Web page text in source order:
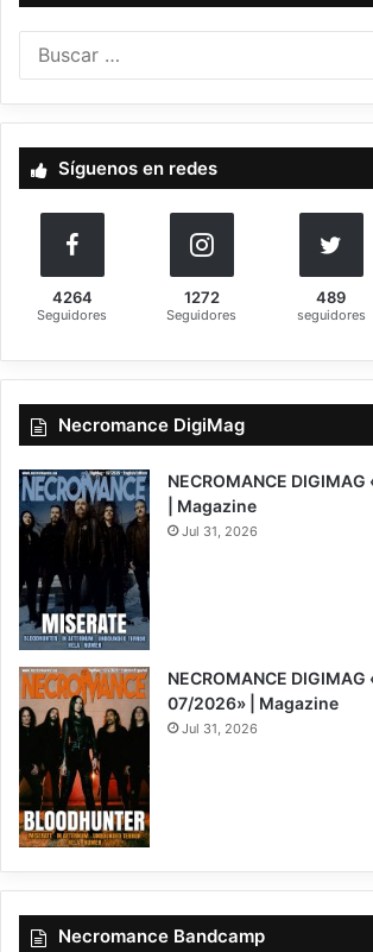
Síguenos en redes
4264
Seguidores
1272
Seguidores
489
seguidores
Necromance DigiMag
NECROMANCE
| Magazine
Jul 31, 2026
NECROMANCE
07/2026» | Magazine
Jul 31, 2026
Necromance Bandcamp